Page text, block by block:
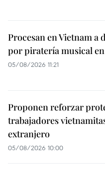
Procesan en Vietnam a
por piratería musical en
05/08/2026 11:21
Proponen reforzar
trabajadores
extranjero
05/08/2026 10:00